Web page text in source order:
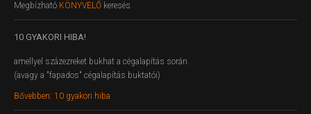
Megbízható KÖNYVELŐ keresés
10 GYAKORI HIBA!
amellyel százezreket bukhat a cégalapítás során.
(avagy a "fapados" cégalapítás buktatói)
Bővebben: 10 gyakori hiba